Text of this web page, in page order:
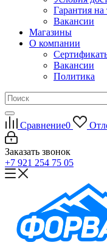
Гарантия на
Вакансии
Магазины
О компании
Вакансии
Политика
Сравнение0
Заказать звонок
+7 921 254 75 05